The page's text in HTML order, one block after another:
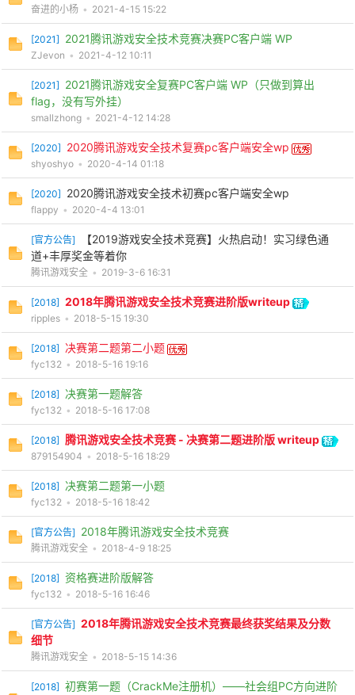
奋进的小杨 • 2021-4-15 15:22
[2021] 2021腾讯游戏安全技术竞赛决赛PC客户端 WP
ZJevon • 2021-4-12 10:11
[2021] 2021腾讯游戏安全复赛PC客户端 WP（只做到算出
flag，没有写外挂）
smallzhong • 2021-4-12 14:28
[2020] 2020腾讯游戏安全技术复赛pc客户端安全wp
shyoshyo • 2020-4-14 01:18
[2020] 2020腾讯游戏安全技术初赛pc客户端安全wp
flappy • 2020-4-4 13:01
[官方公告]
【2019游戏安全技术竞赛】火热启动！实习绿色通
道+丰厚奖金等着你
腾讯游戏安全 • 2019-3-6 16:31
[2018] 2018年腾讯游戏安全技术竞赛进阶版writeup
ripples • 2018-5-15 19:30
[2018] 决赛第二题第二小题
fyc132 • 2018-5-16 19:16
[2018] 决赛第一题解答
fyc132 • 2018-5-16 17:08
[2018] 腾讯游戏安全技术竞赛 - 决赛第二题进阶版 writeup
879154904 • 2018-5-16 18:29
[2018] 决赛第二题第一小题
fyc132 • 2018-5-16 18:42
[官方公告] 2018年腾讯游戏安全技术竞赛
腾讯游戏安全 • 2018-4-9 18:25
[2018] 资格赛进阶版解答
fyc132 • 2018-5-16 16:46
[官方公告] 2018年腾讯游戏安全技术竞赛最终获奖结果及分数
细节
腾讯游戏安全 • 2018-5-15 14:36
[2018] 初赛第一题（CrackMe注册机）——社会组PC方向进阶